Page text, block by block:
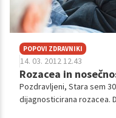
POPOVI ZDRAVNIKI
14. 03. 2012 12.43
Rozacea in
Pozdravljeni, Stara sem
dijagnosticirana rozacea.